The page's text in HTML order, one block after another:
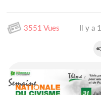
3551 Vues Il y a